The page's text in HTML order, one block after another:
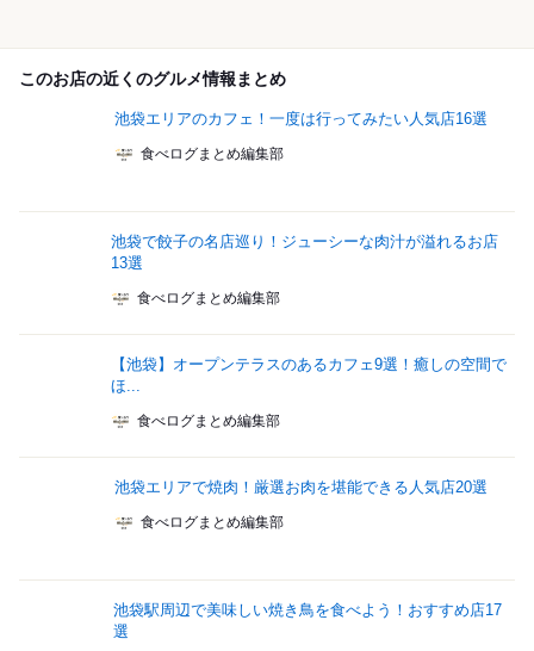
このお店の近くのグルメ情報まとめ
池袋エリアのカフェ！一度は行ってみたい人気店16選
食べログまとめ編集部
池袋で餃子の名店巡り！ジューシーな肉汁が溢れるお店
13選
食べログまとめ編集部
【池袋】オープンテラスのあるカフェ9選！癒しの空間で
ほ...
食べログまとめ編集部
池袋エリアで焼肉！厳選お肉を堪能できる人気店20選
食べログまとめ編集部
池袋駅周辺で美味しい焼き鳥を食べよう！おすすめ店17
選